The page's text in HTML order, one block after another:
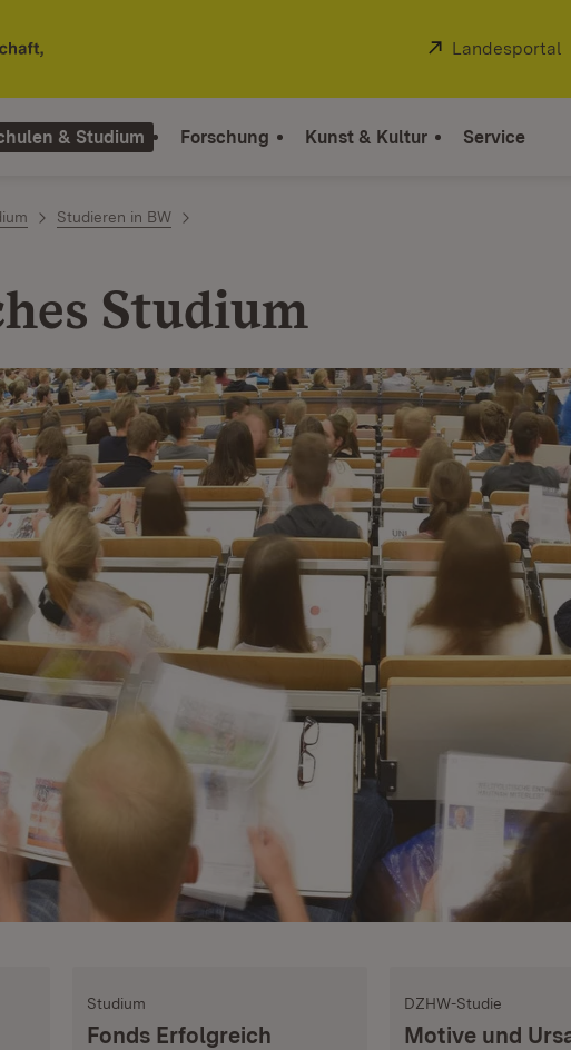
Extern:
Landesportal
& Studium Forschung Kunst & Kultur Service
Studieren in BW
Studium
Studium
Fonds Erfolgreich
DZHW-Studie
Motive und